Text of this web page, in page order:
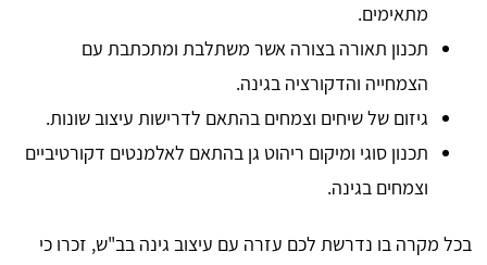
מתאימים.
תכנון תאורה בצורה אשר משתלבת ומתכתבת עם
הצמחייה והדקורציה בגינה.
גיזום של שיחים וצמחים בהתאם לדרישות עיצוב שונות.
תכנון סוגי ומיקום ריהוט גן בהתאם לאלמנטים דקורטיביים
וצמחים בגינה.
בכל מקרה בו נדרשת לכם עזרה עם עיצוב גינה בב"ש, זכרו כי